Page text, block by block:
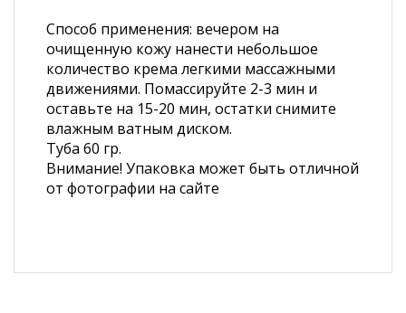
Способ применения: вечером на
очищенную кожу нанести небольшое
количество крема легкими массажными
движениями. Помассируйте 2-3 мин и
оставьте на 15-20 мин, остатки снимите
влажным ватным диском.
Туба 60 гр.
Внимание! Упаковка может быть отличной
от фотографии на сайте